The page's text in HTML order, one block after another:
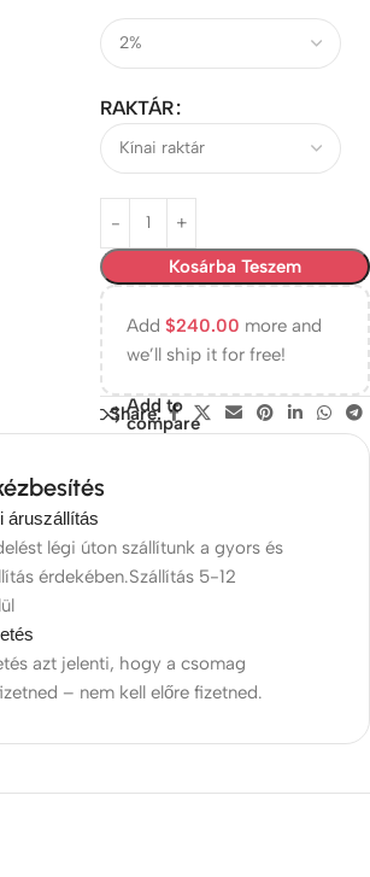
RAKTÁR
Kosárba Teszem
Add $240.00 more and
we’ll ship it for free!
Add to
compare
Share:
áruszállítás
légi úton szállítunk a gyors és
érdekében.Szállítás 5-12
azt jelenti, hogy a csomag
– nem kell előre fizetned.